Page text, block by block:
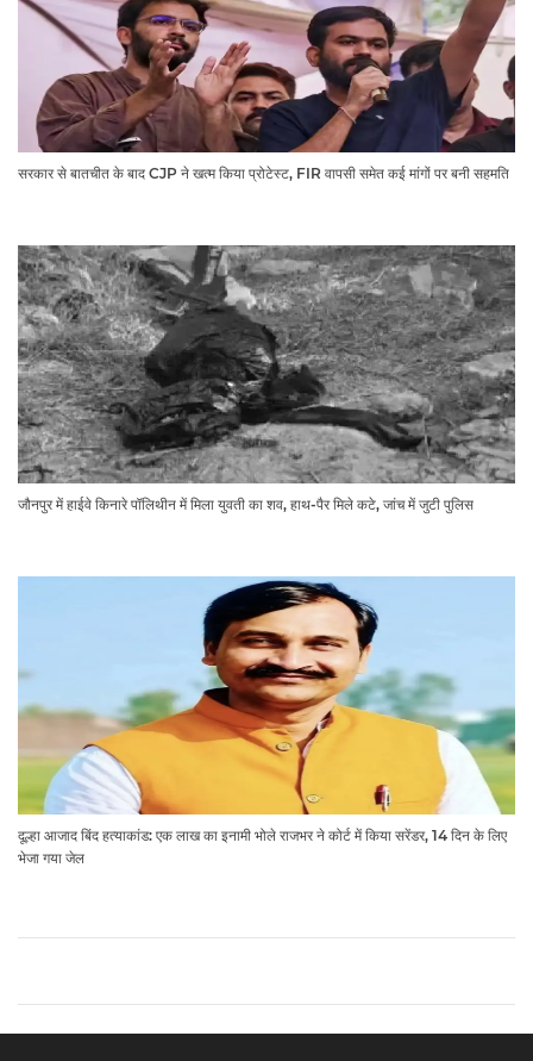
सरकार से बातचीत के बाद CJP ने खत्म किया प्रोटेस्ट, FIR वापसी समेत कई मांगों पर बनी सहमति
जौनपुर में हाईवे किनारे पॉलिथीन में मिला युवती का शव, हाथ-पैर मिले कटे, जांच में जुटी पुलिस
दूल्हा आजाद बिंद हत्याकांड: एक लाख का इनामी भोले राजभर ने कोर्ट में किया सरेंडर, 14 दिन के लिए
भेजा गया जेल